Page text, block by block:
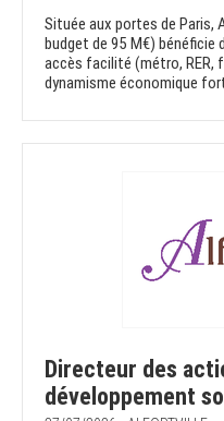
Située aux portes de
budget de 95 M€) bénéficie
accès facilité (métro, RER,
dynamisme économique
Directeur des
développement